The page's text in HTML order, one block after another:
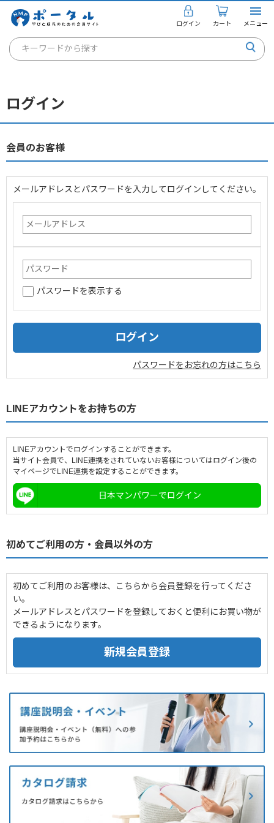
ログイン カート メニュー
キーワードから探す
通信講座
講座を探す
個人のお客様
法人のお客様
企業情報
採用情報
ログイン
会員のお客様
メールアドレスとパスワードを入力してログインしてください。
パスワードを表示する
パスワードをお忘れの方はこちら
LINEアカウントをお持ちの方
LINEアカウントでログインすることができます。
当サイト会員で、LINE連携をされていないお客様についてはログイン後の
マイページでLINE連携を設定することができます。
日本マンパワーでログイン
初めてご利用の方・会員以外の方
初めてご利用のお客様は、こちらから会員登録を行ってくださ
い。
メールアドレスとパスワードを登録しておくと便利にお買い物が
できるようになります。